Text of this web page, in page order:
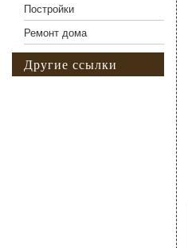
Постройки
Ремонт дома
Другие ссылки